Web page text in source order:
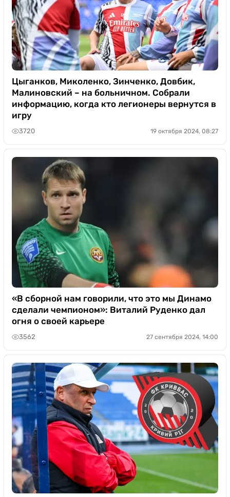
Цыганков, Миколенко, Зинченко, Довбик,
Малиновский – на больничном. Собрали
информацию, когда кто легионеры вернутся в
игру
3720 19 октября 2024, 08:27
«В сборной нам говорили, что это мы Динамо
сделали чемпионом»: Виталий Руденко дал
огня о своей карьере
3562 27 сентября 2024, 14:00